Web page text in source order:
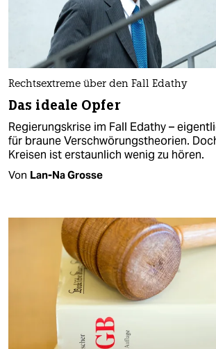
Rechtsextreme über den Fall Edathy
Das ideale Opfer
Regierungskrise im Fall Edathy –
für braune Verschwörungstheorien.
Kreisen ist erstaunlich wenig zu hören.
Von Lan-Na Grosse